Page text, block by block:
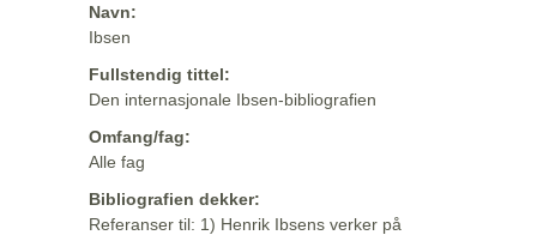
Navn:
Ibsen
Fullstendig tittel:
Den internasjonale Ibsen-bibliografien
Omfang/fag:
Alle fag
Bibliografien dekker:
Referanser til: 1) Henrik Ibsens verker på